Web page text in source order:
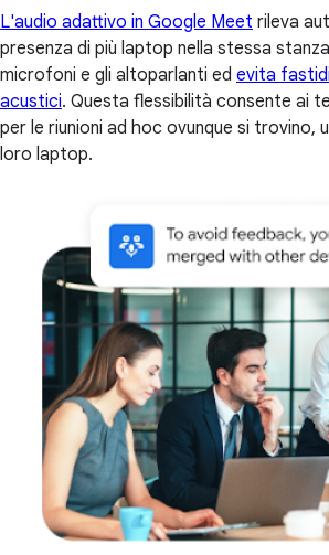
L'audio adattivo in Google Meet rileva
presenza di più laptop nella stessa
microfoni e gli altoparlanti ed evita
acustici. Questa flessibilità consente ai
per le riunioni ad hoc ovunque si trovino,
loro laptop.